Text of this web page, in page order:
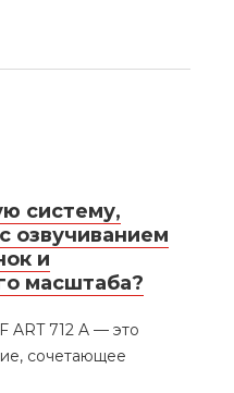
систему,
озвучиванием
и
масштаба?
ART 712 A — это
сочетающее